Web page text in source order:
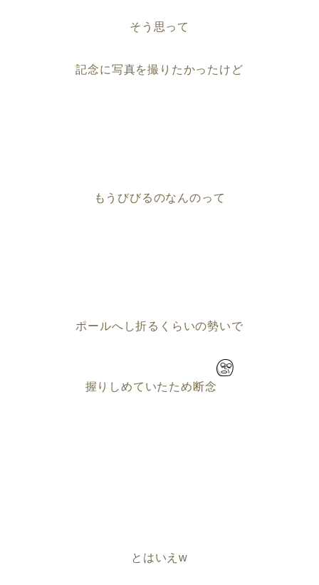
そう思って
記念に写真を撮りたかったけど
もうびびるのなんのって
ポールへし折るくらいの勢いで
握りしめていたため断念
とはいえw